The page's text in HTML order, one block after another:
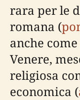
rara per le
romana (
anche
Venere,
religiosa
economica (